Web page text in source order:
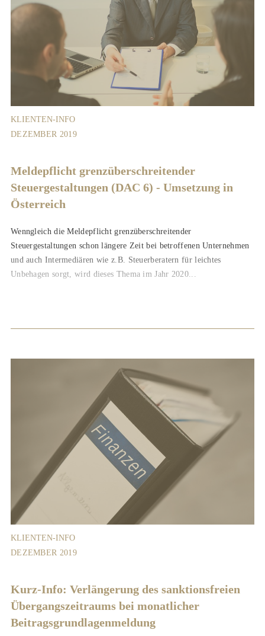
KLIENTEN-INFO
DEZEMBER 2019
Meldepflicht grenzüberschreitender
Steuergestaltungen (DAC 6) - Umsetzung in
Österreich
Wenngleich die Meldepflicht grenzüberschreitender
Steuergestaltungen schon längere Zeit bei betroffenen Unternehmen
und auch Intermediären wie z.B. Steuerberatern für leichtes
Unbehagen sorgt, wird dieses Thema im Jahr 2020...
KLIENTEN-INFO
DEZEMBER 2019
Kurz-Info: Verlängerung des sanktionsfreien
Übergangszeitraums bei monatlicher
Beitragsgrundlagenmeldung